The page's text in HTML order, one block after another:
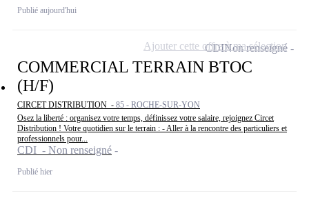
Publié aujourd'hui
COMMERCIAL TERRAIN BTOC
(H/F)
CIRCET DISTRIBUTION - 85 - ROCHE-SUR-YON
Osez la liberté : organisez votre temps, définissez votre salaire, rejoignez Circet
Distribution ! Votre quotidien sur le terrain : - Aller à la rencontre des particuliers et
professionnels pour...
CDI - Non renseigné
Publié hier
CDINon renseigné
Ajouter cette offre à ma sélection